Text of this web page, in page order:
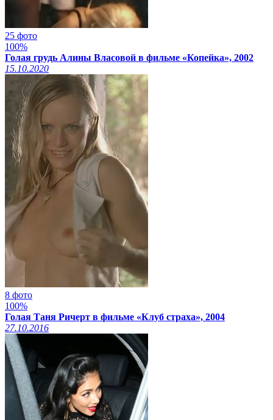
25 фото
100%
Голая грудь Алины Власовой в фильме «Копейка», 2002
15.10.2020
8 фото
100%
Голая Таня Ричерт в фильме «Клуб страха», 2004
27.10.2016